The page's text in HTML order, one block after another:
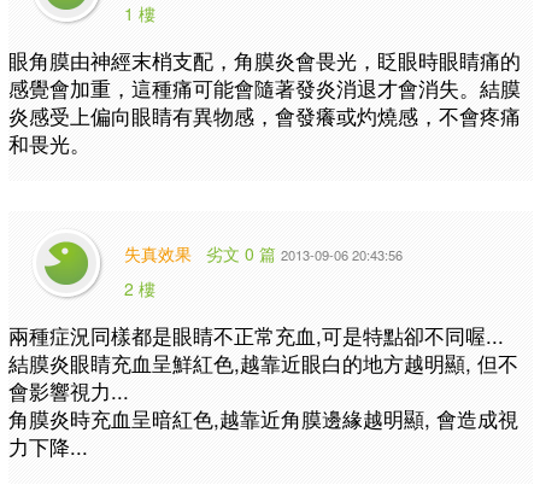
1 樓
眼角膜由神經末梢支配，角膜炎會畏光，眨眼時眼睛痛的
感覺會加重，這種痛可能會隨著發炎消退才會消失。結膜
炎感受上偏向眼睛有異物感，會發癢或灼燒感，不會疼痛
和畏光。
失真效果 劣文 0 篇 2013-09-06 20:43:56
2 樓
兩種症況同樣都是眼睛不正常充血,可是特點卻不同喔...
結膜炎眼睛充血呈鮮紅色,越靠近眼白的地方越明顯, 但不
會影響視力...
角膜炎時充血呈暗紅色,越靠近角膜邊緣越明顯, 會造成視
力下降...